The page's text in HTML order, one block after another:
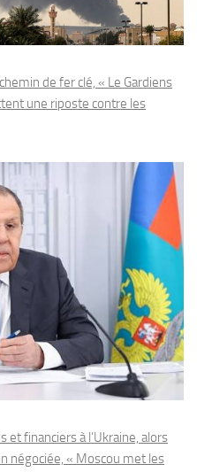
de fer clé, « Le Gardiens
une riposte contre les
financiers à l’Ukraine, alors
négociée, « Moscou met les